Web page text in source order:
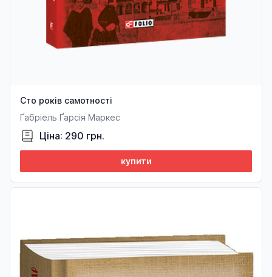
Сто років самотності
Ґабріель Ґарсія Маркес
Ціна: 290 грн.
купити